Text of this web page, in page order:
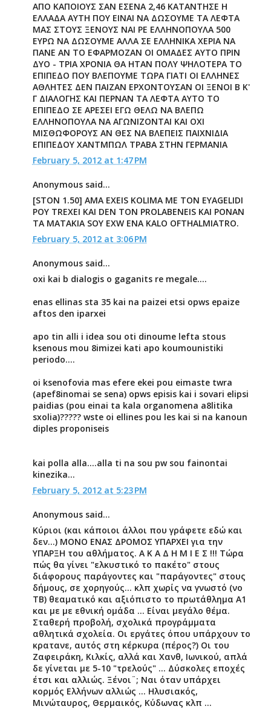
ΑΠΟ ΚΑΠΟΙΟΥΣ ΣΑΝ ΕΣΕΝΑ 2,46 ΚΑΤΑΝΤΗΣΕ Η
ΕΛΛΑΔΑ ΑΥΤΗ ΠΟΥ ΕΙΝΑΙ ΝΑ ΔΩΣΟΥΜΕ ΤΑ ΛΕΦΤΑ
ΜΑΣ ΣΤΟΥΣ ΞΕΝΟΥΣ ΝΑΙ ΡΕ ΕΛΛΗΝΟΠΟΥΛΑ 500
ΕΥΡΩ ΝΑ ΔΩΣΟΥΜΕ ΑΛΛΑ ΣΕ ΕΛΛΗΝΙΚΑ ΧΕΡΙΑ ΝΑ
ΠΑΝΕ ΑΝ ΤΟ ΕΦΑΡΜΟΖΑΝ ΟΙ ΟΜΑΔΕΣ ΑΥΤΟ ΠΡΙΝ
ΔΥΟ - ΤΡΙΑ ΧΡΟΝΙΑ ΘΑ ΗΤΑΝ ΠΟΛΥ ΨΗΛΟΤΕΡΑ ΤΟ
ΕΠΙΠΕΔΟ ΠΟΥ ΒΛΕΠΟΥΜΕ ΤΩΡΑ ΓΙΑΤΙ ΟΙ ΕΛΛΗΝΕΣ
ΑΘΛΗΤΕΣ ΔΕΝ ΠΑΙΖΑΝ ΕΡΧΟΝΤΟΥΣΑΝ ΟΙ ΞΕΝΟΙ Β Κ'
Γ ΔΙΑΛΟΓΗΣ ΚΑΙ ΠΕΡΝΑΝ ΤΑ ΛΕΦΤΑ ΑΥΤΟ ΤΟ
ΕΠΙΠΕΔΟ ΣΕ ΑΡΕΣΕΙ ΕΓΩ ΘΕΛΩ ΝΑ ΒΛΕΠΩ
ΕΛΛΗΝΟΠΟΥΛΑ ΝΑ ΑΓΩΝΙΖΟΝΤΑΙ ΚΑΙ ΟΧΙ
ΜΙΣΘΩΦΟΡΟΥΣ ΑΝ ΘΕΣ ΝΑ ΒΛΕΠΕΙΣ ΠΑΙΧΝΙΔΙΑ
ΕΠΙΠΕΔΟΥ ΧΑΝΤΜΠΩΛ ΤΡΑΒΑ ΣΤΗΝ ΓΕΡΜΑΝΙΑ
February 5, 2012 at 1:47 PM
Anonymous said...
[STON 1.50] AMA EXEIS KOLIMA ME TON EYAGELIDI
POY TREXEI KAI DEN TON PROLABENEIS KAI PONAN
TA MATAKIA SOY EXW ENA KALO OFTHALMIATRO.
February 5, 2012 at 3:06 PM
Anonymous said...
oxi kai b dialogis o gaganits re megale....
enas ellinas sta 35 kai na paizei etsi opws epaize
aftos den iparxei
apo tin alli i idea sou oti dinoume lefta stous
ksenous mou 8imizei kati apo koumounistiki
periodo....
oi ksenofovia mas efere ekei pou eimaste twra
(apef8inomai se sena) opws episis kai i sovari elipsi
paidias (pou einai ta kala organomena a8litika
sxolia)????? wste oi ellines pou les kai si na kanoun
diples proponiseis
kai polla alla....alla ti na sou pw sou fainontai
kinezika...
February 5, 2012 at 5:23 PM
Anonymous said...
Κύριοι (και κάποιοι άλλοι που γράφετε εδώ και
δεν...) ΜΟΝΟ ΕΝΑΣ ΔΡΟΜΟΣ ΥΠΑΡΧΕΙ για την
ΥΠΑΡΞΗ του αθλήματος. Α Κ Α Δ Η Μ Ι Ε Σ !!! Τώρα
πώς θα γίνει "ελκυστικό το πακέτο" στους
διάφορους παράγοντες και "παράγοντες" στους
δήμους, σε χορηγούς... κλπ χωρίς να γνωστό (νο
ΤΒ) θεαματικό και αξιόπιστο το πρωτάθλημα Α1
και με με εθνική ομάδα ... Είναι μεγάλο θέμα.
Σταθερή προβολή, σχολικά προγράμματα
αθλητικά σχολεία. Οι εργάτες όπου υπάρχουν το
κρατανε, αυτός στη κέρκυρα (πέρος?) Οι του
Ζαφειράκη, Κιλκίς, αλλά και Χανθ, Ιωνικού, απλά
δε γίνεται με 5-10 "τρελούς" ... Δύσκολες εποχές
έτσι και αλλιώς. Ξένοι¨; Ναι όταν υπάρχει
κορμός Ελλήνων αλλιώς ... Ηλυσιακός,
Μινώταυρος, Θερμαικός, Κύδωνας κλπ ...